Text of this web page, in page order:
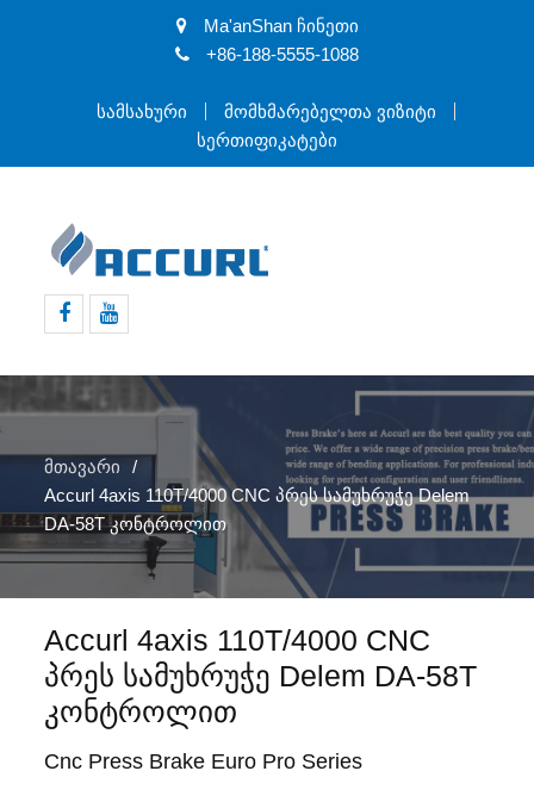
Ma'anShan ჩინეთი
+86-188-5555-1088
Სამსახური
Მომხმარებელთა Ვიზიტი
Სერთიფიკატები
მთავარი
Accurl 4axis 110T/4000 CNC პრეს სამუხრუჭე Delem
DA-58T კონტროლით
Accurl 4axis 110T/4000 CNC
პრეს სამუხრუჭე Delem DA-58T
კონტროლით
Cnc Press Brake Euro Pro Series